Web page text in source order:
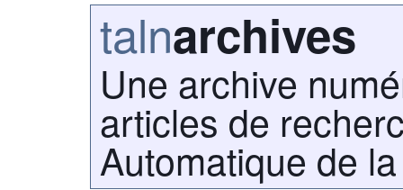
talnarchives
Une archive
articles de
Automatique de